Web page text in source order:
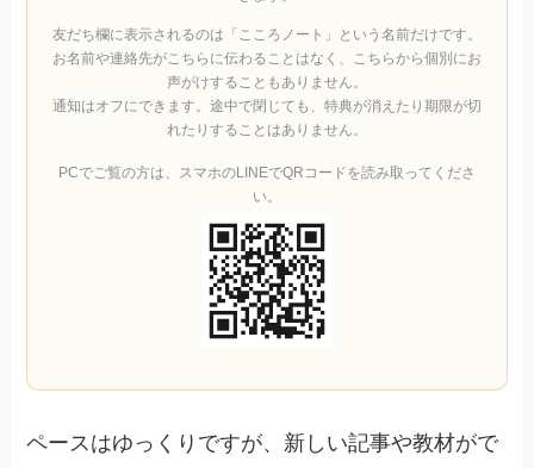
友だち欄に表示されるのは「こころノート」という名前だけです。
お名前や連絡先がこちらに伝わることはなく、こちらから個別にお
声がけすることもありません。
通知はオフにできます。途中で閉じても、特典が消えたり期限が切
れたりすることはありません。
PCでご覧の方は、スマホのLINEでQRコードを読み取ってくださ
い。
ペースはゆっくりですが、新しい記事や教材がで